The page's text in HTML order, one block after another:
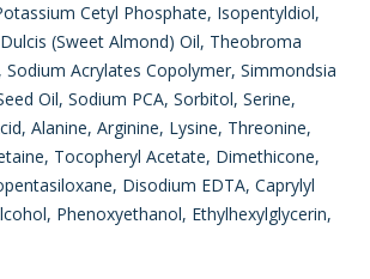
Cetyl Phosphate, Isopentyldiol,
(Sweet Almond) Oil, Theobroma
Sodium Acrylates Copolymer, Simmondsia
Oil, Sodium PCA, Sorbitol, Serine,
Alanine, Arginine, Lysine, Threonine,
Tocopheryl Acetate, Dimethicone,
Disodium EDTA, Caprylyl
Phenoxyethanol, Ethylhexylglycerin,